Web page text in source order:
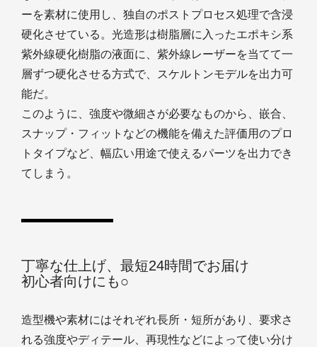
ーを素材に使用し、独自のポストプロセス処理で含浸
硬化させている。光造形は樹脂層に入ったエポキシ系
紫外線硬化樹脂の液面に、紫外線レーザーを当てて一
層ずつ硬化させる方式で、スケルトンモデルを出力可
能だ。
このように、強度や微細さが必要なものから、嵌合、
スナップ・フィットなどの機能を備えた評価用のプロ
トタイプなど、幅広い用途で使えるパーツを出力でき
てしまう。
丁寧な仕上げ、最短24時間でお届け
初心者向けにも○
造型機や素材にはそれぞれ長所・短所があり、要求さ
れる強度やディテール、再現性などによって使い分け